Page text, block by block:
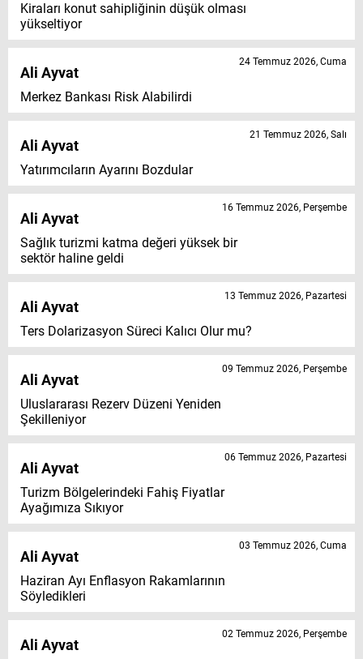
Kiraları konut sahipliğinin düşük olması
yükseltiyor
Ali Ayvat
Merkez Bankası Risk Alabilirdi
24 Temmuz 2026, Cuma
Ali Ayvat
Yatırımcıların Ayarını Bozdular
21 Temmuz 2026, Salı
Ali Ayvat
Sağlık turizmi katma değeri yüksek bir
sektör haline geldi
16 Temmuz 2026, Perşembe
Ali Ayvat
Ters Dolarizasyon Süreci Kalıcı Olur mu?
13 Temmuz 2026, Pazartesi
Ali Ayvat
Uluslararası Rezerv Düzeni Yeniden
Şekilleniyor
09 Temmuz 2026, Perşembe
Ali Ayvat
Turizm Bölgelerindeki Fahiş Fiyatlar
Ayağımıza Sıkıyor
06 Temmuz 2026, Pazartesi
Ali Ayvat
Haziran Ayı Enflasyon Rakamlarının
Söyledikleri
03 Temmuz 2026, Cuma
Ali Ayvat
02 Temmuz 2026, Perşembe